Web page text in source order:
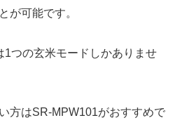
が可能です。
1つの玄米モードしかありませ
方はSR-MPW101がおすすめで